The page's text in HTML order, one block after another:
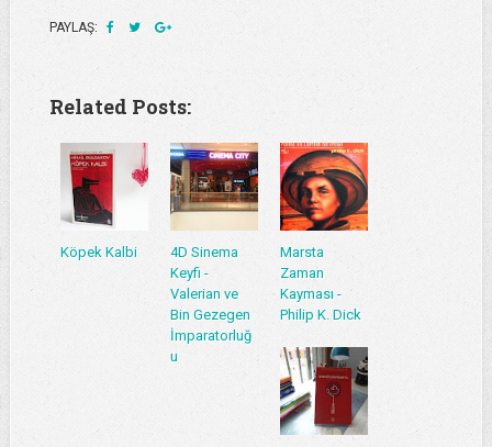
PAYLAŞ:
Related Posts:
Köpek Kalbi
4D Sinema
Keyfi -
Valerian ve
Bin Gezegen
İmparatorluğ
u
Marsta
Zaman
Kayması -
Philip K. Dick